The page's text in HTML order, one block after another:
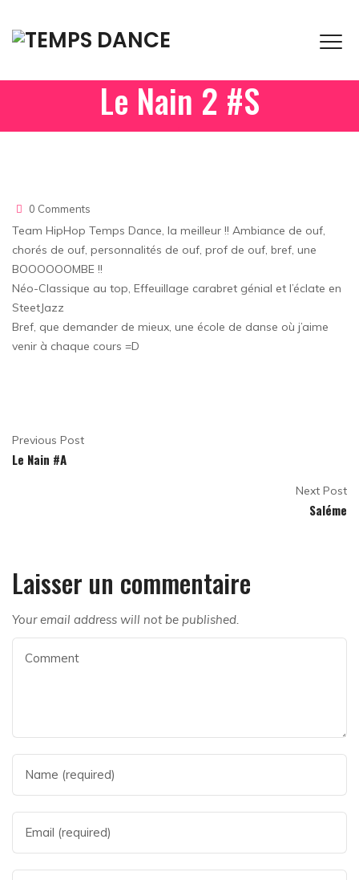
Le Nain 2 #S
0 Comments
Team HipHop Temps Dance, la meilleur !! Ambiance de ouf,
chorés de ouf, personnalités de ouf, prof de ouf, bref, une
BOOOOOOMBE !!
Néo-Classique au top, Effeuillage carabret génial et l’éclate en
SteetJazz
Bref, que demander de mieux, une école de danse où j’aime
venir à chaque cours =D
Previous Post
Le Nain #A
Next Post
Saléme
Laisser un commentaire
Your email address will not be published.